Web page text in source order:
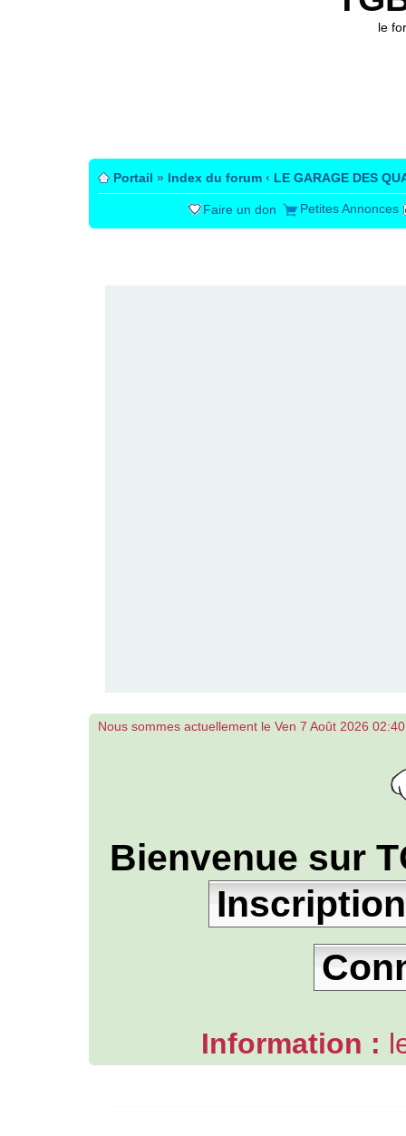
le
Portail » Index du forum ‹ LE GARAGE DES
Faire un don Petites Annonces
Nous sommes actuellement le Ven 7 Août 2026 02:40
Bienvenue sur
Inscription
Information :